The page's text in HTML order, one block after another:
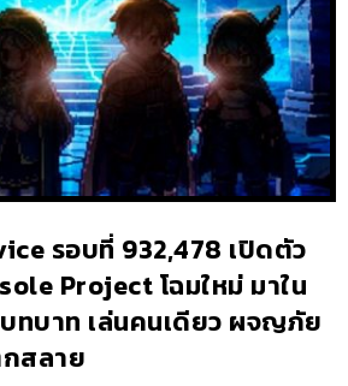
รอบที่ 932,478 เปิดตัว
Project โฉมใหม่ มาใน
ทบาท เล่นคนเดียว ผจญภัย
สลาย